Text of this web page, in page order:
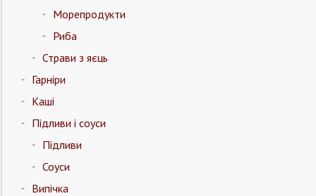
Морепродукти
Риба
Страви з яєць
Гарніри
Каші
Підливи і соуси
Підливи
Соуси
Випічка